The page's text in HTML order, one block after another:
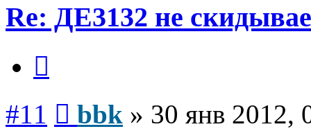
Re: ДЕ3132 не
#11 bbk » 30 янв 2012,